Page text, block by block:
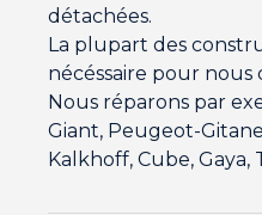
détachées.
La plupart des
nécéssaire pour
Nous réparons par
Giant, Peugeot-
Kalkhoff, Cube, Gaya,